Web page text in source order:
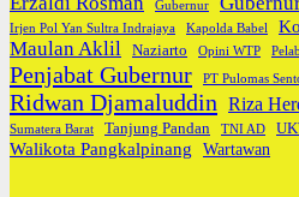
Gubernur
Irjen Pol Yan Sultra Indrajaya
Kapolda Babel
Maulan Aklil Naziarto Opini WTP
Penjabat Gubernur PT Pulomas
Ridwan Djamaluddin Riza
Sumatera Barat Tanjung Pandan TNI AD
Walikota Pangkalpinang Wartawan